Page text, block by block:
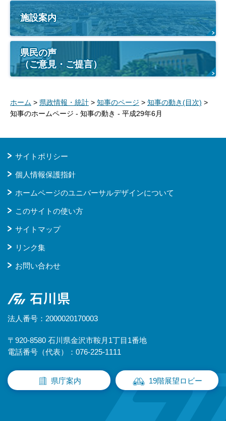
施設案内
県民の声
（ご意見・ご提言）
ホーム > 県政情報・統計 > 知事のページ > 知事の動き(目次) >
知事のホームページ - 知事の動き - 平成29年6月
サイトポリシー
個人情報保護指針
ホームページのユニバーサルデザインについて
このサイトの使い方
サイトマップ
リンク集
お問い合わせ
石川県
法人番号：2000020170003
〒920-8580 石川県金沢市鞍月1丁目1番地
電話番号（代表）：076-225-1111
県庁案内 19階展望ロビー